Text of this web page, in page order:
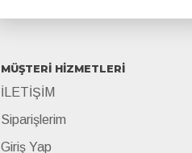
MÜŞTERİ HİZMETLERİ
İLETİŞİM
Siparişlerim
Giriş Yap